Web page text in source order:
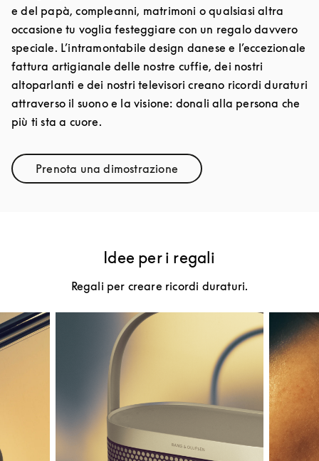
e del papà, compleanni, matrimoni o qualsiasi altra
occasione tu voglia festeggiare con un regalo davvero
speciale. L’intramontabile design danese e l’eccezionale
fattura artigianale delle nostre cuffie, dei nostri
altoparlanti e dei nostri televisori creano ricordi duraturi
attraverso il suono e la visione: donali alla persona che
più ti sta a cuore.
Prenota una dimostrazione
Link Opens in New Tab
Idee per i regali
Regali per creare ricordi duraturi.